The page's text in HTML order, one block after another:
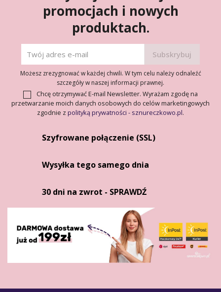
promocjach i nowych
produktach.
Możesz zrezygnować w każdej chwili. W tym celu należy odnaleźć
szczegóły w naszej informacji prawnej.
Chcę otrzymywać E-mail Newsletter. Wyrażam zgodę na
przetwarzanie moich danych osobowych do celów marketingowych
zgodnie z polityką prywatności - sznureczkowo.pl.
Szyfrowane połączenie (SSL)
Wysyłka tego samego dnia
30 dni na zwrot - SPRAWDŹ